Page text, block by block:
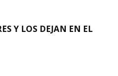
Y LOS DEJAN EN EL